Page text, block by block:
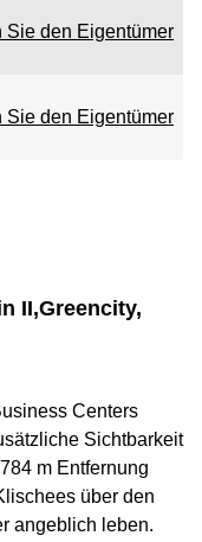
Sie den Eigentümer
Sie den Eigentümer
II,Greencity,
Centers
Sichtbarkeit
m Entfernung
über den
angeblich leben.